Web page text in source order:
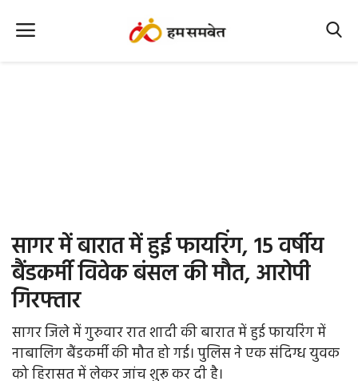
Office Office
Political Gossips
Farm & Food
Opinion
सागर में बारात में हुई फायरिंग, 15 वर्षीय
बैंडकर्मी विवेक बंसल की मौत, आरोपी
गिरफ्तार
सागर जिले में गुरुवार रात शादी की बारात में हुई फायरिंग में
नाबालिग बैंडकर्मी की मौत हो गई। पुलिस ने एक संदिग्ध युवक
को हिरासत में लेकर जांच शुरू कर दी है।